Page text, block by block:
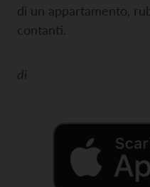
di un appartamento,
contanti.
di